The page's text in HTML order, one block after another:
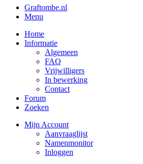
Graftombe.nl
Menu
Home
Informatie
Algemeen
FAQ
Vrijwilligers
In bewerking
Contact
Forum
Zoeken
Mijn Account
Aanvraaglijst
Namenmonitor
Inloggen